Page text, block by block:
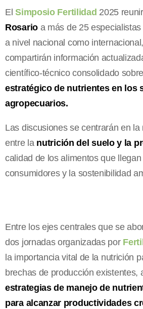
ElSimposio Fertilidad 2025
Rosarioa más de 25
a nivel nacional como
compartirán información
científico-técnico consolidado sobre
estratégico de nutrientes en los
agropecuarios.
Las discusiones se centrarán en la
entre la nutrición del suelo y la
calidad de los alimentos que
consumidores y la sostenibilidad
Entre los ejes centrales que se
dos jornadas organizadas por
la importancia vital de la nutrición
brechas de producción existentes,
estrategias de manejo de
para alcanzar productividades